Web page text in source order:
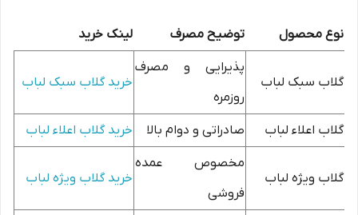
نوع محصول توضیح مصرف لینک خرید
گلاب سبک لباب
پذیرایی و مصرف
روزمره
خرید گلاب سبک لباب
گلاب اعلاء لباب صادراتی و دوام بالا خرید گلاب اعلاء لباب
گلاب ویژه لباب
مخصوص عمده
فروشی
خرید گلاب ویژه لباب